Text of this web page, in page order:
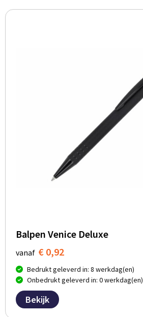
Balpen Venice Deluxe
vanaf € 0,92
Bedrukt geleverd in: 8 werkdag(en)
Onbedrukt geleverd in: 0 werkdag(en)
Bekijk